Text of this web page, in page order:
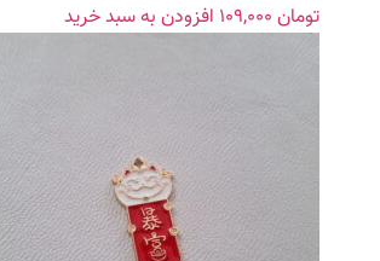
تومان افزودن به سبد خرید